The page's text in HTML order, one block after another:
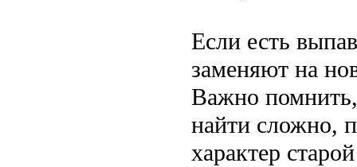
Если есть
заменяют на
Важно
найти сложно,
характер